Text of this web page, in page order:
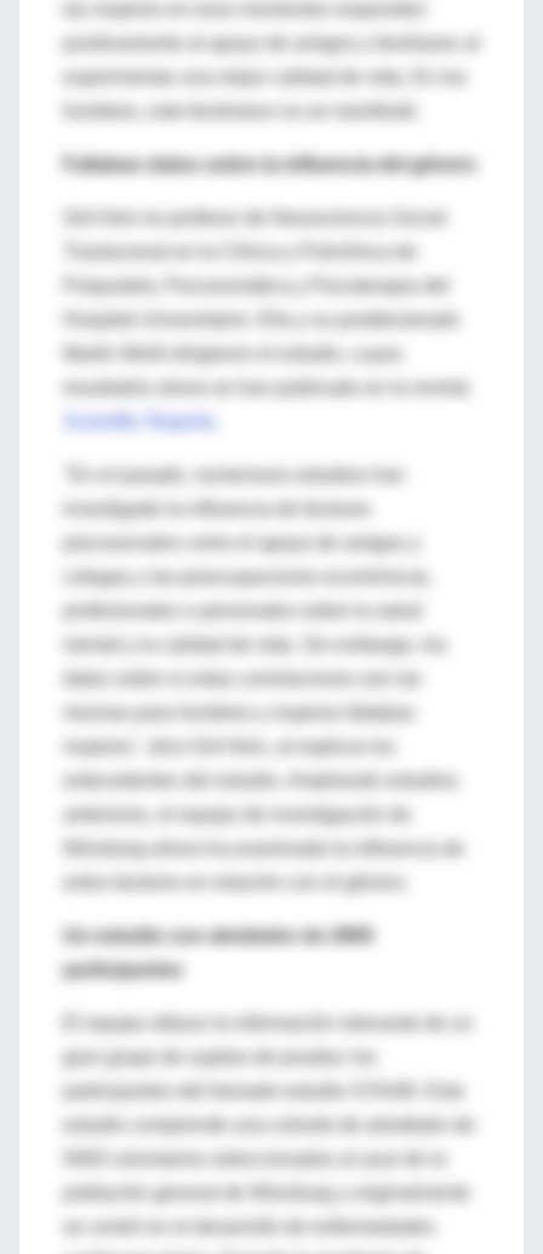
positivamente al apoyo de amigos y familiares al
Faltaban datos sobre la influencia del género
Psiquiatría, Psicosomática y Psicoterapia del
Martin Weiß dirigieron el estudio, cuyos
investigado la influencia de factores
psicosociales como el apoyo de amigos y
colegas y las preocupaciones económicas,
mental y la calidad de vida. Sin embargo, los
anteriores, el equipo de investigación de
Un estudio con alrededor de 2900
participantes
El equipo obtuvo la información relevante de un
gran grupo de sujetos de prueba: los
población general de Würzburg y originalmente